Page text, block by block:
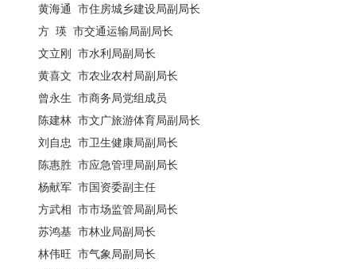
黄海通 市住房城乡建设局副局长
方 瑛 市交通运输局副局长
文立刚 市水利局副局长
黄喜文 市农业农村局副局长
曾永生 市商务局党组成员
陈建林 市文广旅游体育局副局长
刘自忠 市卫生健康局副局长
陈惠胜 市应急管理局副局长
杨献军 市国资委副主任
方武相 市市场监管局副局长
苏鸿基 市林业局副局长
林伟旺 市气象局副局长